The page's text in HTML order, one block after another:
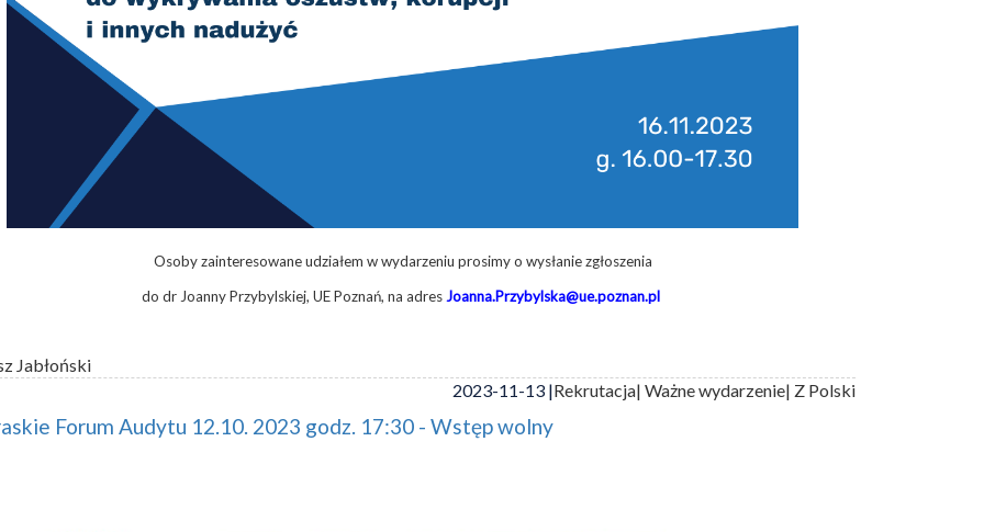
Osoby zainteresowane udziałem w wydarzeniu prosimy o wysłanie zgłoszenia
do dr Joanny Przybylskiej, UE Poznań, na adres Joanna.Przybylska@ue.poznan.pl
Jabłoński
2023-11-13 |Rekrutacja| Ważne wydarzenie| Z Polski
Forum Audytu 12.10. 2023 godz. 17:30 - Wstęp wolny